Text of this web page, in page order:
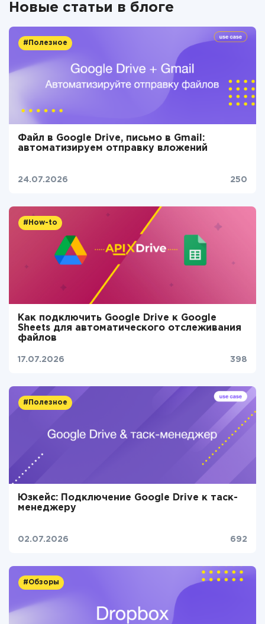
Новые статьи в блоге
#Полезное
Файл в Google Drive, письмо в Gmail:
автоматизируем отправку вложений
24.07.2026 250
#How-to
Как подключить Google Drive к Google
Sheets для автоматического отслеживания
файлов
17.07.2026 398
#Полезное
Юзкейс: Подключение Google Drive к таск-
менеджеру
02.07.2026 692
#Обзоры